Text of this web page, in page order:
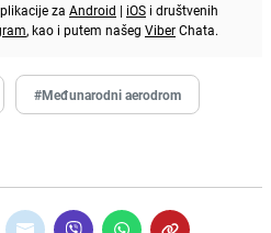
za Android | iOS i društvenih
, kao i putem našeg ViberChata.
#Međunarodni aerodrom